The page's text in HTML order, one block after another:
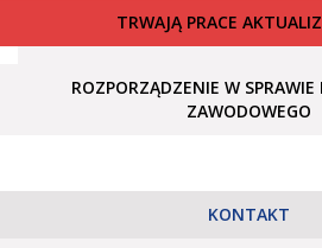
TRWAJĄ PRACE
ROZPORZĄDZENIE W
ZAWODOWEGO
KONTAKT